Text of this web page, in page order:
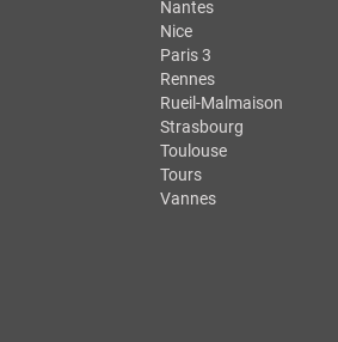
Nantes
Nice
Paris 3
Rennes
Rueil-Malmaison
Strasbourg
Toulouse
Tours
Vannes